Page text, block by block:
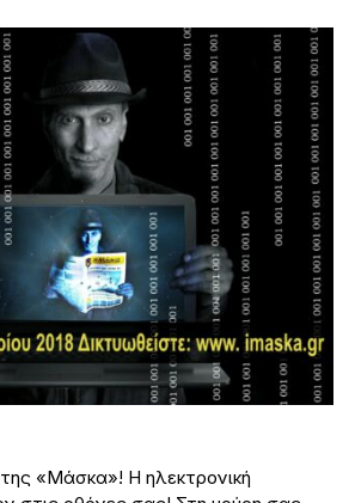
«Μάσκα»! Η ηλεκτρονική